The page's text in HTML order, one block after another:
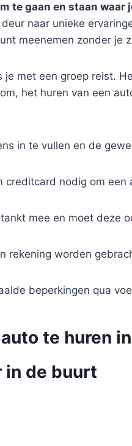
te gaan en staan waar
naar unieke
meenemen zonder je
je met een groep reist.
het huren van een
in te vullen en de
nodig om een
mee en moet deze
rekening worden
beperkingen qua
te huren
in de buurt